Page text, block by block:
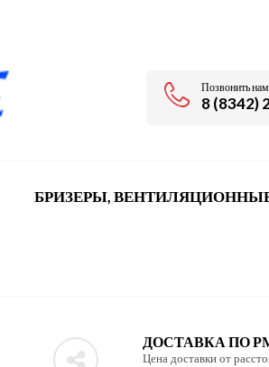
Позвонить нам
8 (8342)
БРИЗЕРЫ,
ДОСТАВКА ПО
Цена доставки от